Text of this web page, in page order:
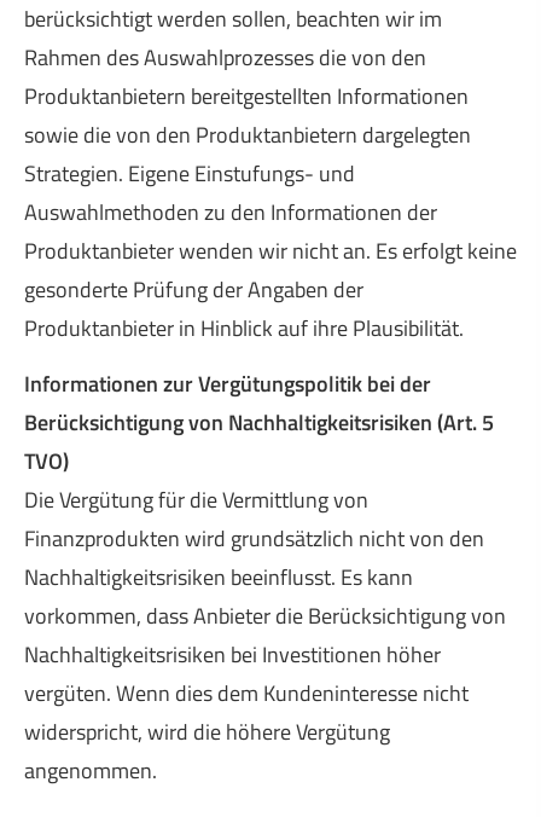
berücksichtigt werden sollen, beachten wir im
Rahmen des Auswahlprozesses die von den
Produktanbietern bereitgestellten Informationen
sowie die von den Produktanbietern dargelegten
Strategien. Eigene Einstufungs- und
Auswahlmethoden zu den Informationen der
Produktanbieter wenden wir nicht an. Es erfolgt keine
gesonderte Prüfung der Angaben der
Produktanbieter in Hinblick auf ihre Plausibilität.
Informationen zur Vergütungspolitik bei der
Berücksichtigung von Nachhaltigkeitsrisiken (Art. 5
TVO)
Die Vergütung für die Vermittlung von
Finanzprodukten wird grundsätzlich nicht von den
Nachhaltigkeitsrisiken beeinflusst. Es kann
vorkommen, dass Anbieter die Berücksichtigung von
Nachhaltigkeitsrisiken bei Investitionen höher
vergüten. Wenn dies dem Kundeninteresse nicht
widerspricht, wird die höhere Vergütung
angenommen.